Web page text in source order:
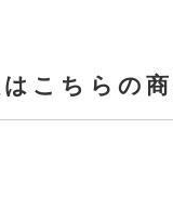
こちらの